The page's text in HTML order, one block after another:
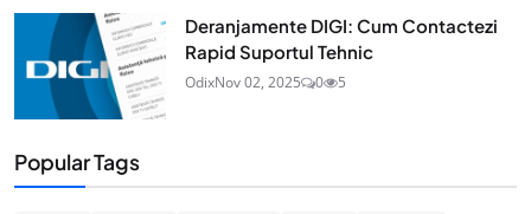
Deranjamente DIGI: Cum Contactezi
Rapid Suportul Tehnic
OdixNov 02, 2025 0 5
Popular Tags